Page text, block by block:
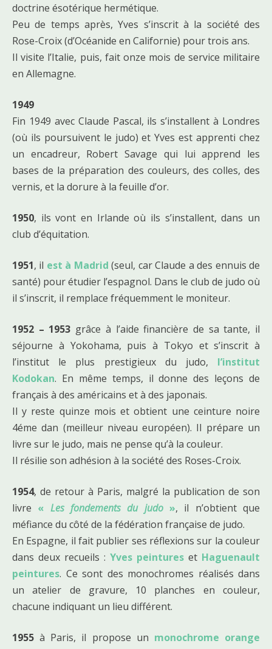
doctrine ésotérique hermétique.
Peu de temps après, Yves s’inscrit à la société des
Rose-Croix (d’Océanide en Californie) pour trois ans.
Il visite l’Italie, puis, fait onze mois de service militaire
en Allemagne.
1949
Fin 1949 avec Claude Pascal, ils s’installent à Londres
(où ils poursuivent le judo) et Yves est apprenti chez
un encadreur, Robert Savage qui lui apprend les
bases de la préparation des couleurs, des colles, des
vernis, et la dorure à la feuille d’or.
1950, ils vont en Irlande où ils s’installent, dans un
club d’équitation.
1951, il est à Madrid (seul, car Claude a des ennuis de
santé) pour étudier l’espagnol. Dans le club de judo où
il s’inscrit, il remplace fréquemment le moniteur.
1952 – 1953 grâce à l’aide financière de sa tante, il
séjourne à Yokohama, puis à Tokyo et s’inscrit à
l’institut le plus prestigieux du judo, l’institut
Kodokan. En même temps, il donne des leçons de
français à des américains et à des japonais.
Il y reste quinze mois et obtient une ceinture noire
4éme dan (meilleur niveau européen). Il prépare un
livre sur le judo, mais ne pense qu’à la couleur.
Il résilie son adhésion à la société des Roses-Croix.
1954, de retour à Paris, malgré la publication de son
livre « Les fondements du judo», il n’obtient que
méfiance du côté de la fédération française de judo.
En Espagne, il fait publier ses réflexions sur la couleur
dans deux recueils : Yves peintures et Haguenault
peintures. Ce sont des monochromes réalisés dans
un atelier de gravure, 10 planches en couleur,
chacune indiquant un lieu différent.
1955 à Paris, il propose un monochrome orange